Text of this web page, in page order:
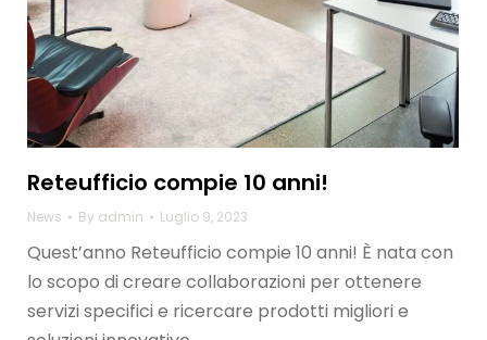
Reteufficio compie 10 anni!
News By admin Luglio 9, 2023
Quest’anno Reteufficio compie 10 anni! È nata con
lo scopo di creare collaborazioni per ottenere
servizi specifici e ricercare prodotti migliori e